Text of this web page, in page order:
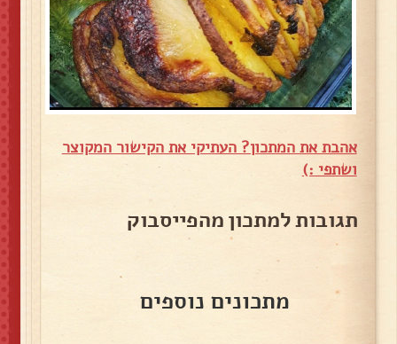
אהבת את המתכון? העתיקי את הקישור המקוצר
ושתפי :)
תגובות למתכון מהפייסבוק
מתכונים נוספים